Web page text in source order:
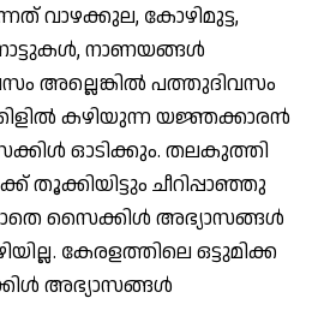
വാഴക്കുല, കോഴിമുട്ട,
നാണയങ്ങള്‍
അല്ലെങ്കില്‍ പത്തുദിവസം
കഴിയുന്ന യജ്ഞക്കാരന്‍
ഓടിക്കും. തലകുത്തി
തൂക്കിയിട്ടും ചീറിപ്പാഞ്ഞു
സൈക്കിള്‍ അഭ്യാസങ്ങള്‍
കേരളത്തിലെ ഒട്ടുമിക്ക
അഭ്യാസങ്ങള്‍